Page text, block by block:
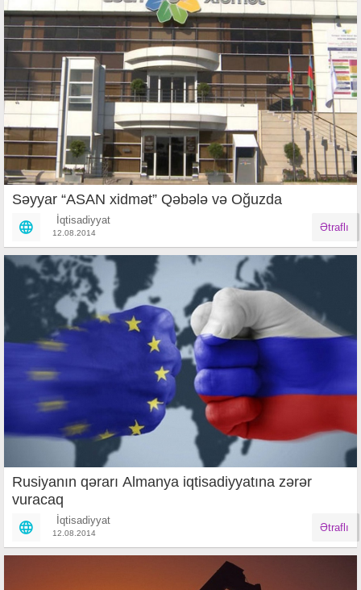
Səyyar “ASAN xidmət” Qəbələ və Oğuzda
İqtisadiyyat
12.08.2014 Ətraflı
Rusiyanın qərarı Almanya iqtisadiyyatına zərər
vuracaq
İqtisadiyyat
12.08.2014 Ətraflı